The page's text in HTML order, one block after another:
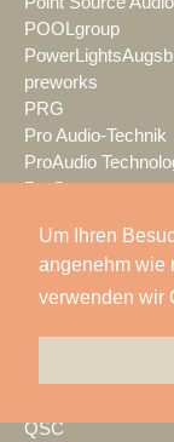
Um Ihren
angenehm wie
verwenden wir
POOLgroup
preworks
PRG
Pro Audio-Technik
ProAudio
ProCase
Prolights
Prolyte
Promethean
QSC